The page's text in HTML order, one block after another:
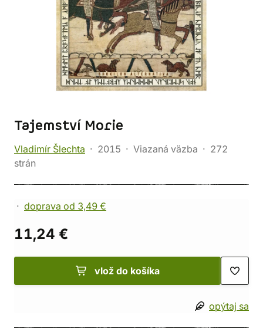
Tajemství Morie
Vladimír Šlechta 2015 Viazaná väzba
272
strán
doprava od 3,49 €
11,24 €
vlož do košíka
opýtaj sa